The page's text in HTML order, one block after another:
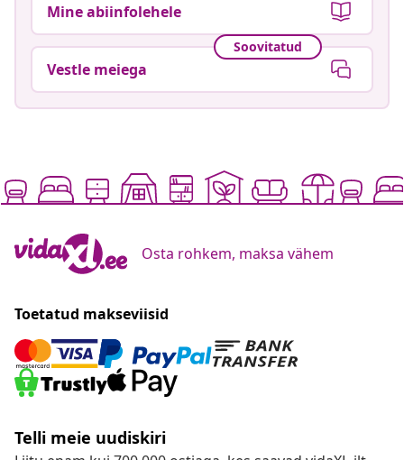
Mine abiinfolehele
Soovitatud
Vestle meiega
Osta rohkem, maksa vähem
Toetatud makseviisid
Telli meie uudiskiri